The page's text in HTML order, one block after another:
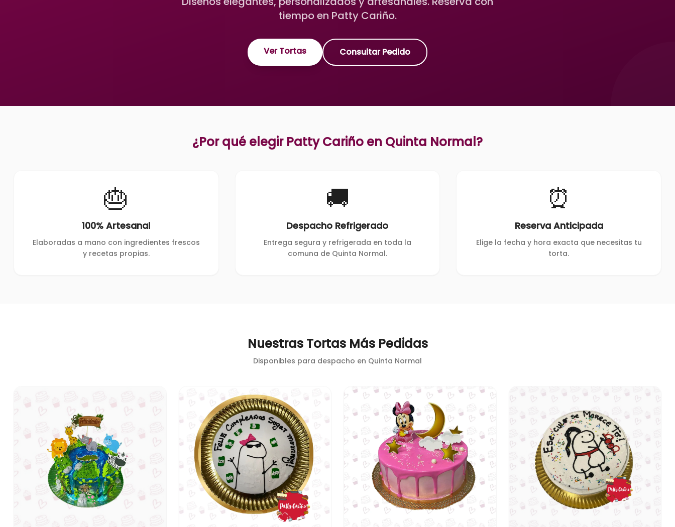
tiempo en Patty Cariño.
Ver Tortas Consultar Pedido
¿Por qué elegir Patty Cariño en Quinta Normal?
🎂
100% Artesanal
Elaboradas a mano con ingredientes frescos
y recetas propias.
🚚
Despacho Refrigerado
Entrega segura y refrigerada en toda la
comuna de Quinta Normal.
⏰
Reserva Anticipada
Elige la fecha y hora exacta que necesitas tu
torta.
Nuestras Tortas Más Pedidas
Disponibles para despacho en Quinta Normal